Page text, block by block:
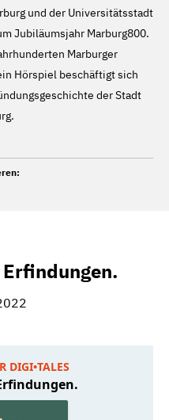
und der Universitätsstadt
Jubiläumsjahr Marburg800.
Marburger
Hörspiel beschäftigt sich
der Stadt